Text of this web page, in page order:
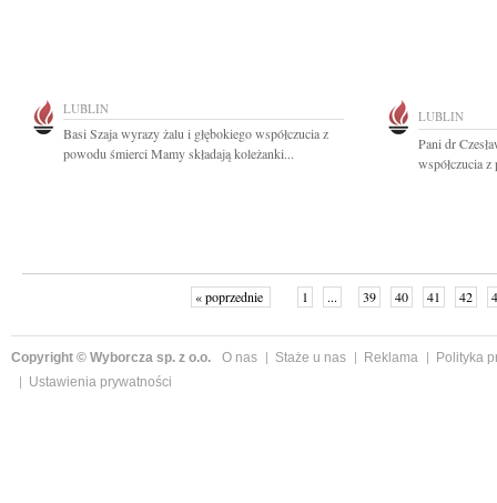
LUBLIN
Basi Szaja wyrazy żalu i głębokiego współczucia z
powodu śmierci Mamy składają koleżanki...
LUBLIN
Pani dr
współczucia
« poprzednie 1 ... 39 40 41 42
Copyright © Wyborcza sp. z o.o. O nas Staże u nas Reklama
Polityka
Ustawienia prywatności